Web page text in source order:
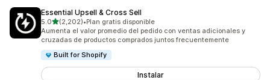
Essential Upsell & Cross Sell
5.0de 5 estrellas
(2,202)
2202 reseñas en total
•Plan gratis disponible
Aumenta el valor promedio del pedido con ventas adicionales y
cruzadas de productos comprados juntos frecuentemente
Built for Shopify
Instalar